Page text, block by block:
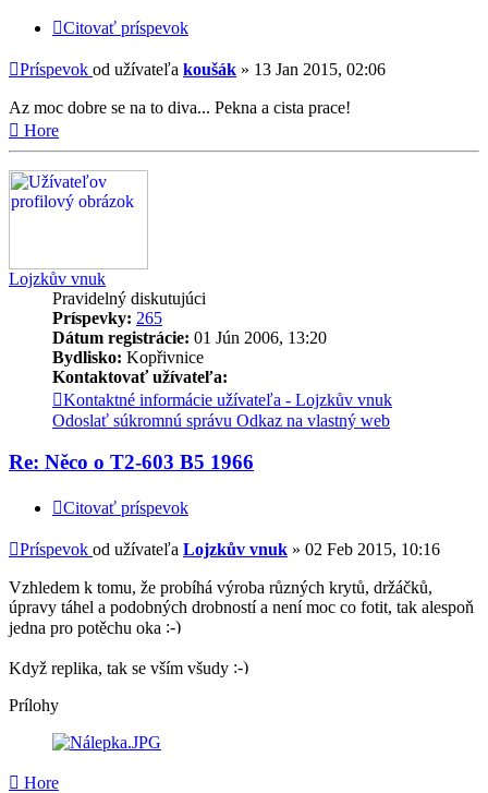
Citovať príspevok
Príspevok od užívateľa koušák » 13 Jan 2015, 02:06
Az moc dobre se na to diva... Pekna a cista prace!
Hore
Lojzkův vnuk
Pravidelný diskutujúci
Príspevky: 265
Dátum registrácie: 01 Jún 2006, 13:20
Bydlisko: Kopřivnice
Kontaktovať užívateľa:
Kontaktné informácie užívateľa - Lojzkův vnuk
Odoslať súkromnú správu Odkaz na vlastný web
Re: Něco o T2-603 B5 1966
Citovať príspevok
Príspevok od užívateľa Lojzkův vnuk » 02 Feb 2015, 10:16
Vzhledem k tomu, že probíhá výroba různých krytů, držáčků,
úpravy táhel a podobných drobností a není moc co fotit, tak alespoň
jedna pro potěchu oka
Když replika, tak se vším všudy
Prílohy
Hore